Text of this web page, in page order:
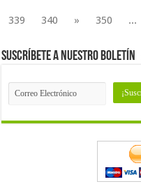
339
340 » 350 ...
Suscríbete a nuestro Boletín